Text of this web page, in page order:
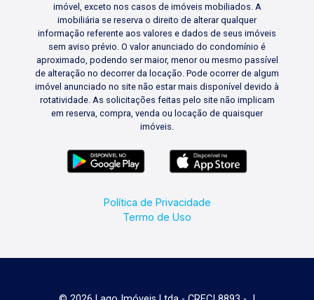
imóvel, exceto nos casos de imóveis mobiliados. A
imobiliária se reserva o direito de alterar qualquer
informação referente aos valores e dados de seus imóveis
sem aviso prévio. O valor anunciado do condomínio é
aproximado, podendo ser maior, menor ou mesmo passível
de alteração no decorrer da locação. Pode ocorrer de algum
imóvel anunciado no site não estar mais disponível devido à
rotatividade. As solicitações feitas pelo site não implicam
em reserva, compra, venda ou locação de quaisquer
imóveis.
Política de Privacidade
Termo de Uso